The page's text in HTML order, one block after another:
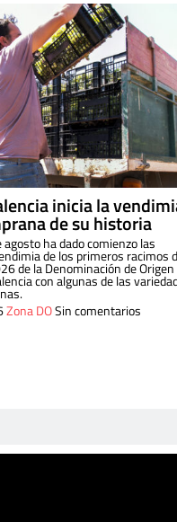
inicia la
de su historia
agosto ha dado comienzo las
de los primeros racimos
de la Denominación de Origen
con algunas de las
Zona DOSin comentarios